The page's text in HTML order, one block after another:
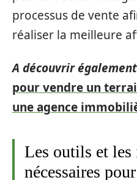
processus de vente
réaliser la meilleure
A découvrir
pour vendre un
une agence
Les outils et
nécessaires